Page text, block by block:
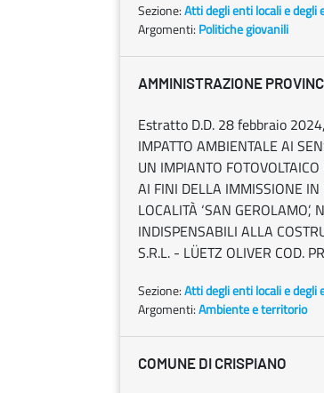
Sezione:Atti degli enti locali e degli
Argomenti: Politiche giovanili
AMMINISTRAZIONE
Estratto D.D. 28 febbraio 2024,
IMPATTO AMBIENTALE AI
UN IMPIANTO
AI FINI DELLA IMMISSIONE
LOCALITÀ ‘SAN
INDISPENSABILI ALLA
S.R.L. - LÜETZ OLIVER COD.
Sezione:Atti degli enti locali e degli
Argomenti:Ambiente e territorio
COMUNE DI CRISPIANO